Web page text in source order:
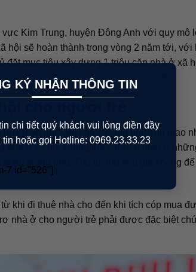
KÝ NHẬN THÔNG TIN
chi tiết quý khách vui lòng điền đầy
tin hoặc gọi Hotline: 0969.23.33.23
7 id="526"]
Kim Trung, huyện Đông Anh với quy mô
hội sẽ hoàn thành trong vòng 2 năm tới, với
mục tiêu xây dựng 1 triệu căn nhà ở xã
cho người trẻ
ở xã hội, yêu cầu các địa phương giao
nhà ở xã hội không thể chỉ xuất hiện ở
thành phố. Thủ tướng kêu gọi không để
khi đi thuê nhà cho đến khi tích cóp mua
nhà ở cho người trẻ phải được đặc biệt chú